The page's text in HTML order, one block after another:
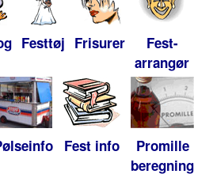
Festtøj Frisurer
Fest-
arrangør
Fest info
Promille
beregning